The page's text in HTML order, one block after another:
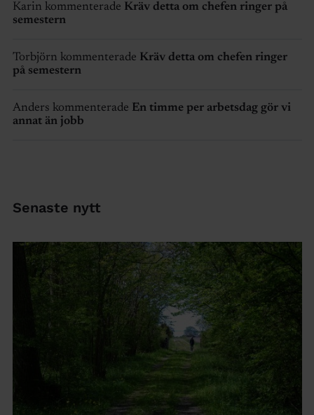
Karin kommenterade Kräv detta om chefen ringer på
semestern
Torbjörn kommenterade Kräv detta om chefen ringer
på semestern
Anders kommenterade En timme per arbetsdag gör vi
annat än jobb
Senaste nytt